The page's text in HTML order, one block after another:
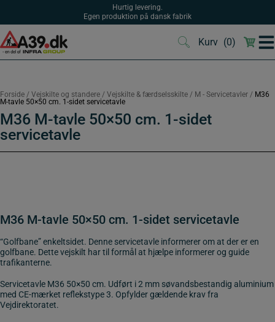
indholdet
Hurtig levering.
Egen produktion på dansk fabrik
Kurv (0)
(0)
Forside / Vejskilte og standere / Vejskilte & færdselsskilte / M - Servicetavler / M36
M-tavle 50×50 cm. 1-sidet servicetavle
M36 M-tavle 50×50 cm. 1-sidet
servicetavle
M36 M-tavle 50×50 cm. 1-sidet servicetavle
“Golfbane” enkeltsidet. Denne servicetavle informerer om at der er en
golfbane. Dette vejskilt har til formål at hjælpe informerer og guide
trafikanterne.
Servicetavle M36 50×50 cm. Udført i 2 mm søvandsbestandig aluminium
med CE-mærket reflekstype 3. Opfylder gældende krav fra
Vejdirektoratet.